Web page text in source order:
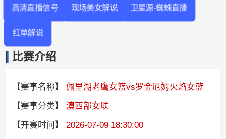
高清直播信号 现场美女解说 卫星源-蜘蛛直播
红单解说
比赛介绍
【赛事名称】
佩里湖老鹰女篮vs罗金厄姆火焰女篮
【赛事分类】
澳西部女联
【开赛时间】
2026-07-09 18:30:00